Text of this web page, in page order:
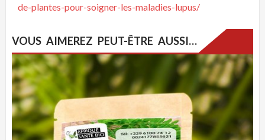
de-plantes-pour-soigner-les-maladies-lupus/
VOUS AIMEREZ PEUT-ÊTRE AUSSI…